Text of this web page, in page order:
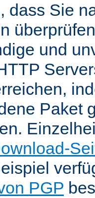
dass Sie
und
Paket
PGP